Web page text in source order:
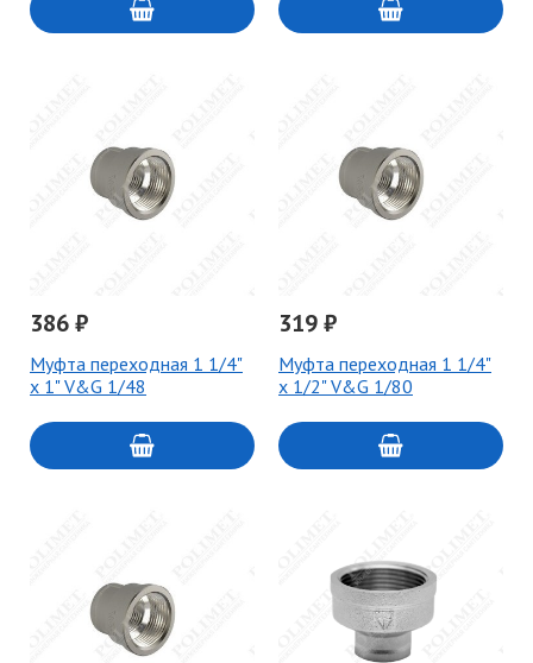
386 ₽
Муфта переходная 1 1/4"
х 1" V&G 1/48
319 ₽
Муфта переходная 1 1/4"
х 1/2" V&G 1/80